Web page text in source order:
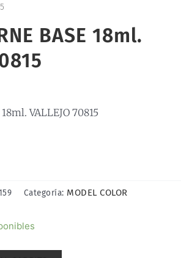
BASE 18ml.
VALLEJO 70815
Categoría: MODEL COLOR